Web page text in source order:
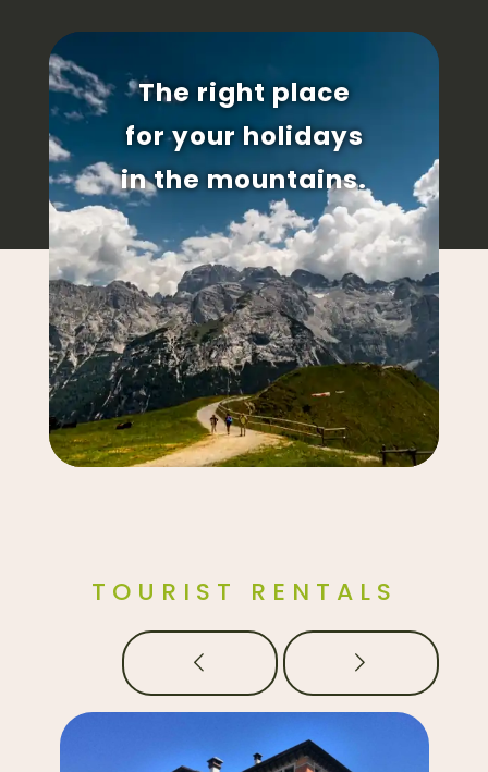
The right place
for your holidays
in the mountains.
TOURIST RENTALS